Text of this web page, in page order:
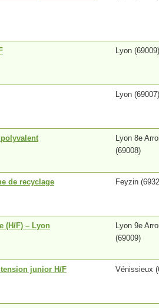
Lyon (69009)
Lyon (69007)
Lyon 8e
(69008)
de recyclage
Feyzin
(H/F) – Lyon
Lyon 9e
(69009)
tension junior H/F
Vénissieux